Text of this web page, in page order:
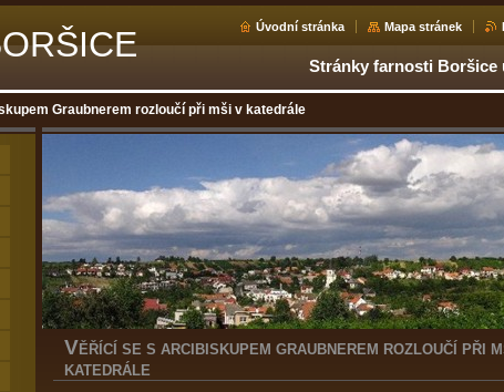
Úvodní stránka Mapa stránek
Stránky farnosti Boršice
Graubnerem rozloučí při mši v katedrále
VĚŘÍCÍ SE S ARCIBISKUPEM GRAUBNEREM ROZLOUČÍ PŘI
KATEDRÁLE